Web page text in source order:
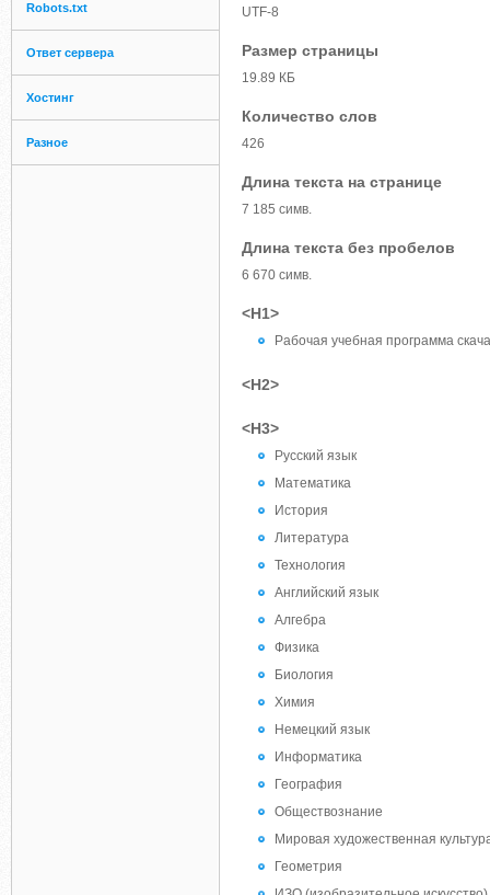
Robots.txt
Ответ сервера
Хостинг
Разное
UTF-8
Размер страницы
19.89 КБ
Количество слов
426
Длина текста на странице
7 185 симв.
Длина текста без пробелов
6 670 симв.
<H1>
Рабочая учебная программа
<H2>
<H3>
Русский язык
Математика
История
Литература
Технология
Английский язык
Алгебра
Физика
Биология
Химия
Немецкий язык
Информатика
География
Обществознание
Мировая художественная
Геометрия